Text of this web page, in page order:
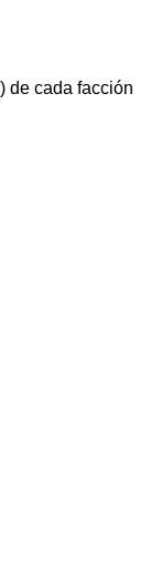
de cada facción